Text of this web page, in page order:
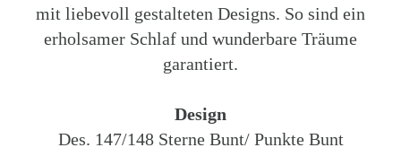
mit liebevoll gestalteten Designs. So sind ein
erholsamer Schlaf und wunderbare Träume
garantiert.
Design
Des. 147/148 Sterne Bunt/ Punkte Bunt